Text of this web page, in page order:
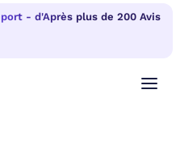
- d'Après plus de 200 Avis